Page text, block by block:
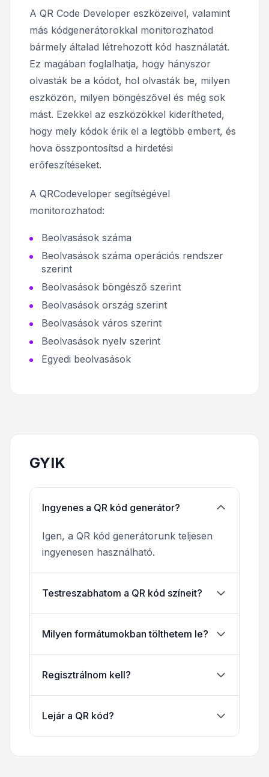
A QR Code Developer eszközeivel, valamint
más kódgenerátorokkal monitorozhatod
bármely általad létrehozott kód használatát.
Ez magában foglalhatja, hogy hányszor
olvasták be a kódot, hol olvasták be, milyen
eszközön, milyen böngészővel és még sok
mást. Ezekkel az eszközökkel kiderítheted,
hogy mely kódok érik el a legtöbb embert, és
hova összpontosítsd a hirdetési
erőfeszítéseket.
A QRCodeveloper segítségével
monitorozhatod:
Beolvasások száma
Beolvasások száma operációs rendszer
szerint
Beolvasások böngésző szerint
Beolvasások ország szerint
Beolvasások város szerint
Beolvasások nyelv szerint
Egyedi beolvasások
GYIK
Ingyenes a QR kód generátor?
Igen, a QR kód generátorunk teljesen
ingyenesen használható.
Testreszabhatom a QR kód színeit?
Milyen formátumokban tölthetem le?
Regisztrálnom kell?
Lejár a QR kód?